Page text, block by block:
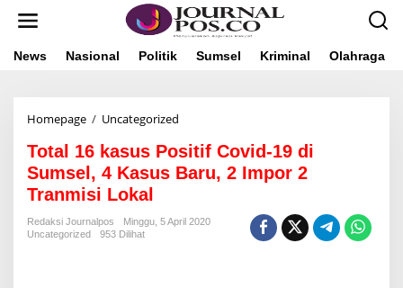
News Nasional Politik Sumsel Kriminal Olahraga
Homepage / Uncategorized
t
a
l
6
Total 16 kasus Positif Covid-19 di
Sumsel, 4 Kasus Baru, 2 Impor 2
Tranmisi Lokal
Redaksi Journalpos
Minggu, 5 April 2020
Uncategorized
953 Dilihat